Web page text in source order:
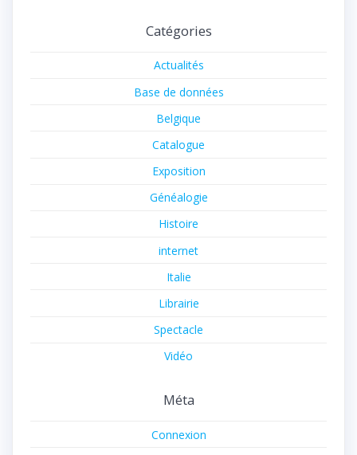
Catégories
Actualités
Base de données
Belgique
Catalogue
Exposition
Généalogie
Histoire
internet
Italie
Librairie
Spectacle
Vidéo
Méta
Connexion